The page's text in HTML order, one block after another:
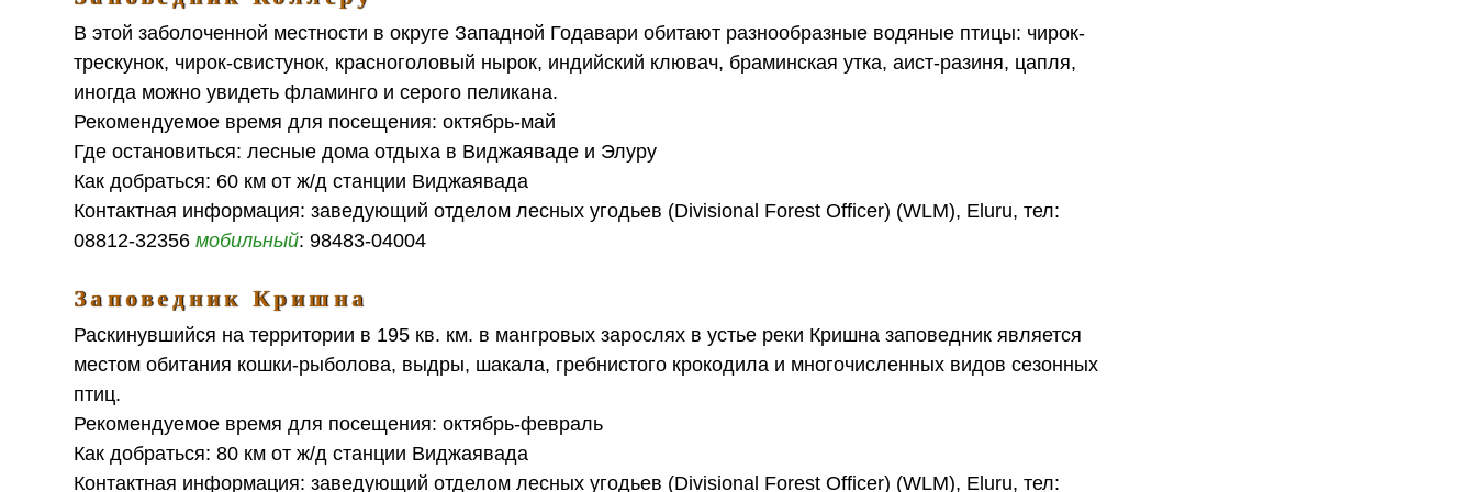
В этой заболоченной местности в округе Западной Годавари обитают разнообразные водяные птицы: чирок-
трескунок, чирок-свистунок, красноголовый нырок, индийский клювач, браминская утка, аист-разиня, цапля,
иногда можно увидеть фламинго и серого пеликана.
Рекомендуемое время для посещения: октябрь-май
Где остановиться: лесные дома отдыха в Виджаяваде и Элуру
Как добраться: 60 км от ж/д станции Виджаявада
Контактная информация: заведующий отделом лесных угодьев (Divisional Forest Officer) (WLM), Eluru, тел:
08812-32356мобильный: 98483-04004
Заповедник Кришна
Раскинувшийся на территории в 195 кв. км. в мангровых зарослях в устье реки Кришна заповедник является
местом обитания кошки-рыболова, выдры, шакала, гребнистого крокодила и многочисленных видов сезонных
птиц.
Рекомендуемое время для посещения: октябрь-февраль
Как добраться: 80 км от ж/д станции Виджаявада
Контактная информация: заведующий отделом лесных угодьев (Divisional Forest Officer) (WLM), Eluru, тел: